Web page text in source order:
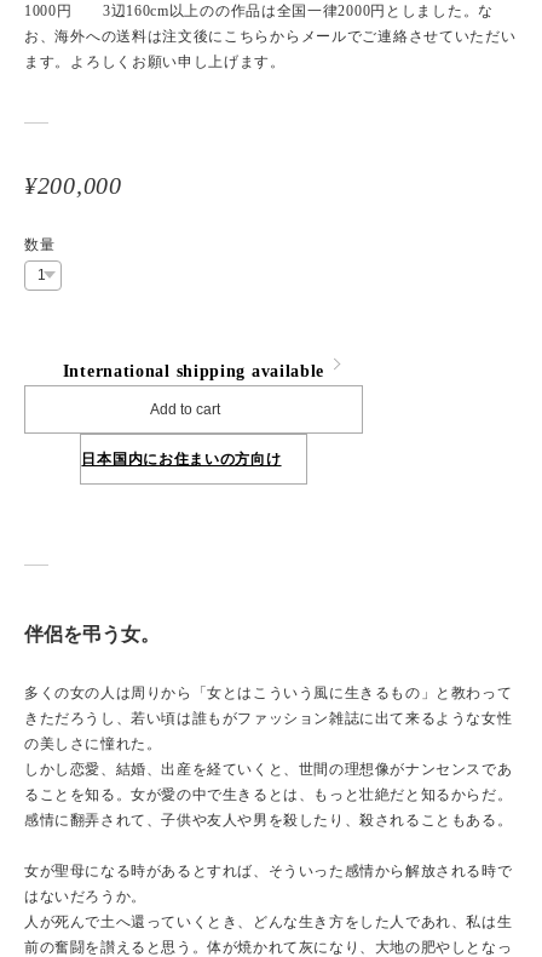
1000円 3辺160cm以上のの作品は全国一律2000円としました。な
お、海外への送料は注文後にこちらからメールでご連絡させていただい
ます。よろしくお願い申し上げます。
¥200,000
数量
International shipping available
Add to cart
日本国内にお住まいの方向け
伴侶を弔う女。
多くの女の人は周りから「女とはこういう風に生きるもの」と教わって
きただろうし、若い頃は誰もがファッション雑誌に出て来るような女性
の美しさに憧れた。
しかし恋愛、結婚、出産を経ていくと、世間の理想像がナンセンスであ
ることを知る。女が愛の中で生きるとは、もっと壮絶だと知るからだ。
感情に翻弄されて、子供や友人や男を殺したり、殺されることもある。
女が聖母になる時があるとすれば、そういった感情から解放される時で
はないだろうか。
人が死んで土へ還っていくとき、どんな生き方をした人であれ、私は生
前の奮闘を讃えると思う。体が焼かれて灰になり、大地の肥やしとなっ